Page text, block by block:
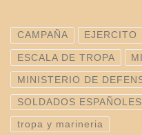
CAMPAÑA EJERCITO
ESCALA DE TROPA
MINISTERIO DE
SOLDADOS ESPAÑOLES
tropa y marineria